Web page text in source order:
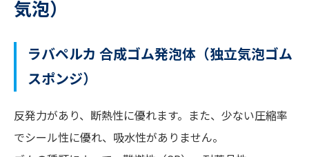
気泡）
ラバペルカ 合成ゴム発泡体（独立気泡ゴム
スポンジ）
反発力があり、断熱性に優れます。また、少ない圧縮率
でシール性に優れ、吸水性がありません。